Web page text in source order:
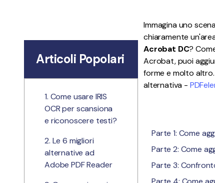
Immagina uno
chiaramente
Acrobat DC?
Acrobat, puoi
forme e molto
alternativa -
Parte 1: Come
Parte 2: Come
Parte 3:
Articoli Popolari
1. Come usare IRIS
OCR per scansiona
e riconoscere testi?
2. Le 6 migliori
alternative ad
Adobe PDF Reader